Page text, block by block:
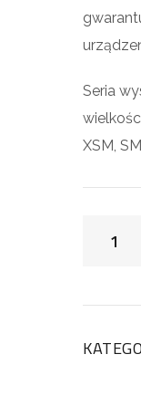
Seria
XSM,